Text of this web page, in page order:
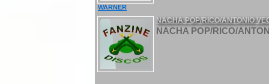
WARNER
NACHA POP/RICO/ANTONIO
NACHA POP/RICO/